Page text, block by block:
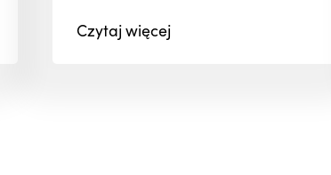
Czytajwięcej